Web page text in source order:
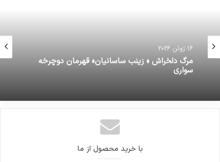
16 ژوئن 2026
مرگ دلخراش « زینب ساسانیان» قهرمان دوچرخه
سواری
با خرید محصول از ما